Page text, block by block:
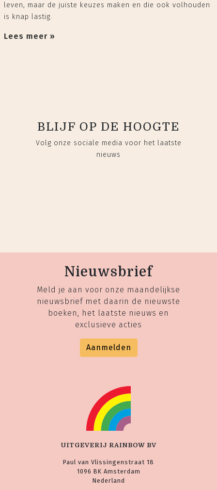
leven, maar de juiste keuzes maken en die ook volhouden
is knap lastig.
Lees meer »
BLIJF OP DE HOOGTE
Volg onze sociale media voor het laatste
nieuws
Nieuwsbrief
Meld je aan voor onze maandelijkse
nieuwsbrief met daarin de nieuwste
boeken, het laatste nieuws en
exclusieve acties
Aanmelden
UITGEVERIJ RAINBOW BV
Paul van Vlissingenstraat 18
1096 BK Amsterdam
Nederland